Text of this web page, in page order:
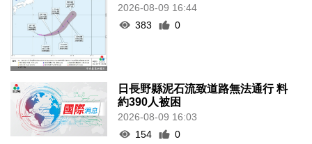
2026-08-09 16:44
383
0
日長野縣泥石流致道路無法通行 料
約390人被困
2026-08-09 16:03
154
0